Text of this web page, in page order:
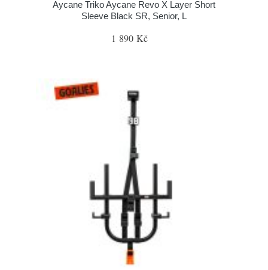
Aycane Triko Aycane Revo X Layer Short
Sleeve Black SR, Senior, L
1 890 Kč